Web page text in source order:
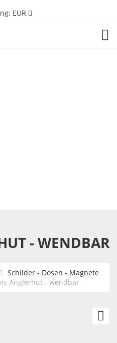
EUR
- WENDBAR
Schilder - Dosen - Magnete
Anglerhut - wendbar